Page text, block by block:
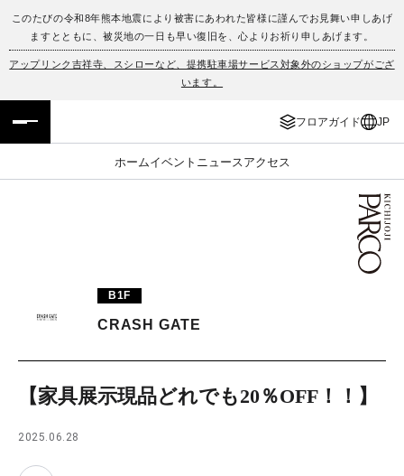
このたびの令和8年熊本地震により被害にあわれた皆様に謹んでお見舞い申しあげ
ますとともに、被災地の一日も早い復旧を、心よりお祈り申しあげます。
アップリンク吉祥寺、スシローなど、提携駐車場サービス対象外のショップがござ
います。
フロアガイド JP
ホームイベント ニュース アクセス
フロアガイド
イベント・ポップアップ
ニュース
PARCOメンバーズ
ENGLISH
簡体字
한국어
B1F
CRASH GATE
【家具展示現品どれでも20％OFF！！】
2025.06.28